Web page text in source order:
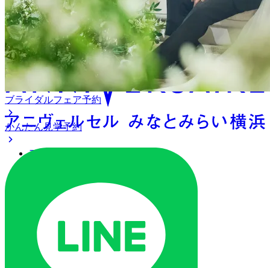
アニヴェルセル みなとみら
い横浜
アクセス
ご列席の皆様へ
トピックス
オリジナルプロジェクト
ご予約・お問い合わせ
ブライダルフェア予約
かんたん見学予約